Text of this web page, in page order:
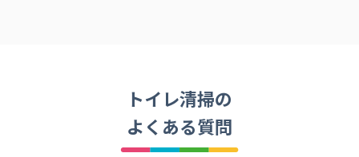
トイレ清掃の
よくある質問